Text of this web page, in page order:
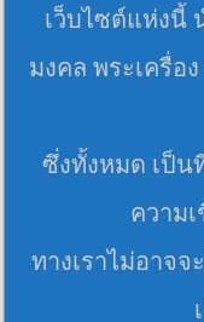
เว็บไซต์แห่งนี้
มงคล พระเครื่อ
ซึ่งทั้งหมด เป็น
ความ
ทางเราไม่อาจ